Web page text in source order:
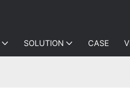
SOLUTION CASE